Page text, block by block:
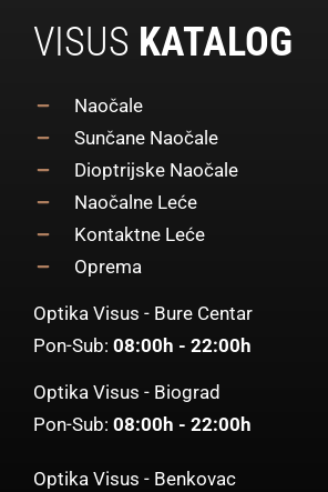
VISUS KATALOG
Naočale
Sunčane Naočale
Dioptrijske Naočale
Naočalne Leće
Kontaktne Leće
Oprema
Optika Visus - Bure Centar
Pon-Sub: 08:00h - 22:00h
Optika Visus - Biograd
Pon-Sub: 08:00h - 22:00h
Optika Visus - Benkovac